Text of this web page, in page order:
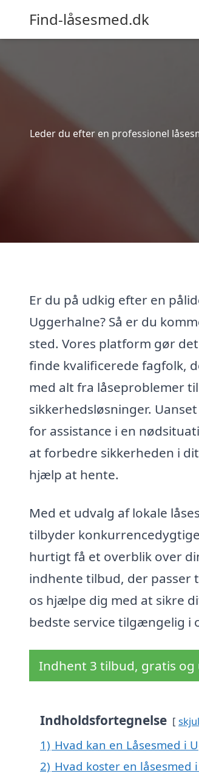
Find-låsesmed.dk
Leder du efter en professionel
Er du på udkig efter en
Uggerhalne? Så er du
sted. Vores platform gør
finde kvalificerede fagfolk,
med alt fra låseproblemer til
sikkerhedsløsninger.
for assistance i en
at forbedre sikkerheden i
hjælp at hente.
Med et udvalg af lokale
tilbyder
hurtigt få et overblik over
indhente tilbud, der passer
os hjælpe dig med at sikre
bedste service tilgængelig i
Indhent 3 tilbud, gratis
Indholdsfortegnelse skjul
1) Hvad kan en Låsesmed i
2) Hvad koster en låsesmed